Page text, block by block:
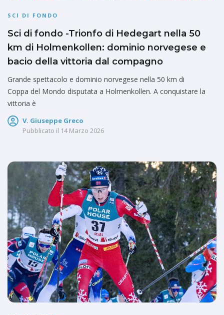
SCI DI FONDO
Sci di fondo -Trionfo di Hedegart nella 50
km di Holmenkollen: dominio norvegese e
bacio della vittoria dal compagno
Grande spettacolo e dominio norvegese nella 50 km di
Coppa del Mondo disputata a Holmenkollen. A conquistare la
vittoria è
V. Giuseppe Greco
Pubblicato il 14 Marzo 2026